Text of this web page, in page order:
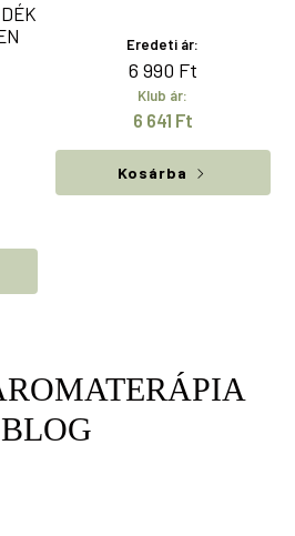
Eredeti ár:
6 990 Ft
Klub ár:
6 641 Ft
Kosárba
BLOG